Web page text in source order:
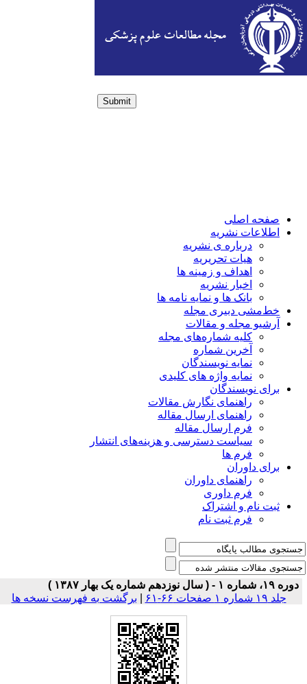
Submit
صفحه اصلی
اطلاعات نشریه
درباره ی نشریه
هیات تحریریه
اهداف و زمینه ها
اخبار نشریه
بانک ها و نمایه نامه ها
خط‌مشی دبیری مجله
آرشیو مجله و مقالات
کلیه شماره‌های مجله
آخرین شماره
نمایه نویسندگان
نمایه واژه های کلیدی
برای نویسندگان
راهنمای نگارش مقالات
راهنمای ارسال مقاله
فرم ارسال مقاله
سیاست دسترسی و هزینه‌های انتشار
فرم ها
برای داوران
راهنمای داوران
فرم داوری
ثبت نام و اشتراک
فرم ثبت نام
دوره ۱۹، شماره ۱ - ( سال نوزدهم شماره یک بهار ۱۳۸۷ )
جلد ۱۹ شماره ۱ صفحات ۶۶-۶۱
| برگشت به فهرست نسخه ها